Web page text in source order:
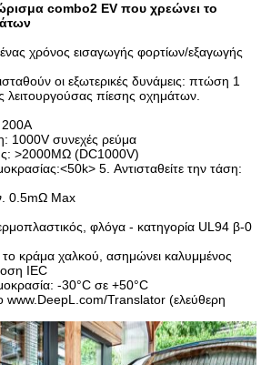
combo2 EV που χρεώνει το
χρόνος εισαγωγής φορτίων/εξαγωγής
οι εξωτερικές δυνάμεις: πτώση 1
λειτουργούσας πίεσης οχημάτων.
200A
1000V συνεχές ρεύμα
>2000MΩ (DC1000V)
5. Αντισταθείτε την τάση:
0.5mΩ Max
φλόγα - κατηγορία UL94 β-0
κράμα χαλκού, ασημώνει καλυμμένος
IEC
-30°C σε +50°C
www.DeepL.com/Translator (ελεύθερη